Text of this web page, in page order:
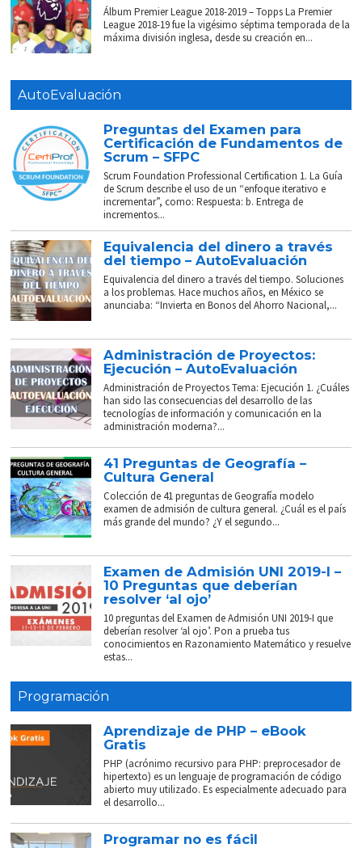
Álbum Premier League 2018-2019 – Topps La Premier
League 2018-19 fue la vigésimo séptima temporada de la
máxima división inglesa, desde su creación en...
AutoEvaluación
Preguntas del Examen para
Certificación de Fundamentos de
Scrum – SFPC
Scrum Foundation Professional Certification 1. La Guía
de Scrum describe el uso de un “enfoque iterativo e
incrementar”, como: Respuesta: b. Entrega de
incrementos...
Equivalencia del dinero a través
del tiempo – AutoEvaluación
Equivalencia del dinero a través del tiempo. Soluciones
a los problemas. Hace muchos años, en México se
anunciaba: “Invierta en Bonos del Ahorro Nacional,...
Administración de Proyectos:
Ejecución – AutoEvaluación
Administración de Proyectos Tema: Ejecución 1. ¿Cuáles
han sido las consecuencias del desarrollo de las
tecnologías de información y comunicación en la
administración moderna?...
41 Preguntas de Geografía –
Cultura General
Colección de 41 preguntas de Geografía modelo
examen de admisión de cultura general. ¿Cuál es el país
más grande del mundo? ¿Y el segundo...
Examen de Admisión UNI 2019-I –
10 Preguntas que deberían
resolver ‘al ojo’
10 preguntas del Examen de Admisión UNI 2019-I que
deberían resolver ‘al ojo’. Pon a prueba tus
conocimientos en Razonamiento Matemático y resuelve
estas...
Programación
Aprendizaje de PHP – eBook
Gratis
PHP (acrónimo recursivo para PHP: preprocesador de
hipertexto) es un lenguaje de programación de código
abierto muy utilizado. Es especialmente adecuado para
el desarrollo...
Programar no es fácil